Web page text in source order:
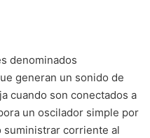
denominados
generan un sonido de
cuando son conectados a
un oscilador simple por
suministrar corriente al